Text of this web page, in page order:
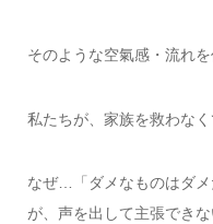
そのような空氣感・流れ
私たちが、家族を救わな
なぜ…「ダメなものはダ
が、声を出して主張でき